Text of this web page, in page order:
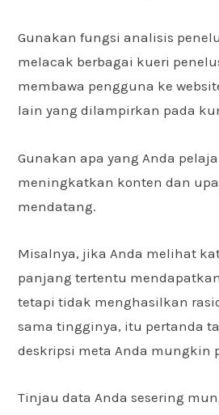
Gunakan fungsi analisis
melacak berbagai kueri
membawa pengguna ke
lain yang dilampirkan pada
Gunakan apa yang Anda
meningkatkan konten dan
mendatang.
Misalnya, jika Anda melihat
panjang tertentu
tetapi tidak menghasilkan
sama tingginya, itu pertanda
deskripsi meta Anda mungkin
Tinjau data Anda sesering